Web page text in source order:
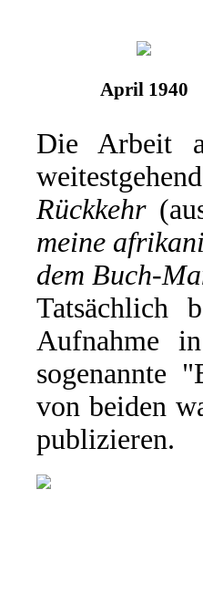
April 1940
Die Arbeit
Rückkehr
meine
dem Buch-
Tatsächlich
Aufnahme
sogenannte
von beiden
publizieren.